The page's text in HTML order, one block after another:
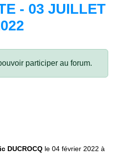
- 03 JUILLET
participer au forum.
DUCROCQ le 04 février 2022 à